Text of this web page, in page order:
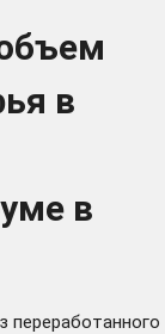
в
в
переработанного